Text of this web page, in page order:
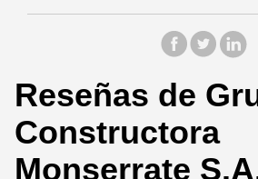
Reseñas de
Constructora
Monserrate